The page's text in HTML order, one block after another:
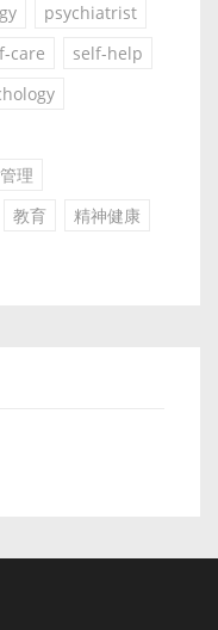
psychiatrist
care
self-help
理
教育
精神健康